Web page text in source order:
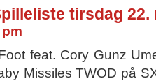
tirsdag 22.
feat. Cory Gunz
Missiles TWOD på